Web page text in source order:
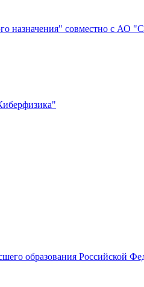
назначения" совместно с
образования Российской